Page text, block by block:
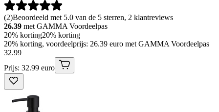
(2)Beoordeeld met 5.0 van de 5 sterren, 2 klantreviews
26.39 met GAMMA Voordeelpas
20% korting20% korting
20% korting, voordeelprijs: 26.39 euro met GAMMA Voordeelpas
32.99
Prijs: 32.99 euro